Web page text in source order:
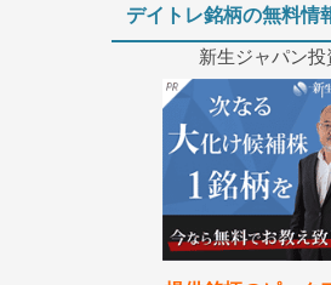
デイトレ銘柄の無料情
新生ジャパン投